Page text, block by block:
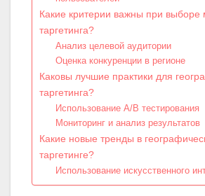
Какие критерии важны при выборе
таргетинга?
Анализ целевой аудитории
Оценка конкуренции в регионе
Каковы лучшие практики для
таргетинга?
Использование A/B тестирования
Мониторинг и анализ результатов
Какие новые тренды в
таргетинге?
Использование искусственного